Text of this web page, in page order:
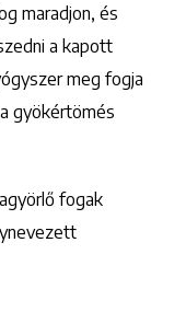
maradjon, és
a kapott
meg fogja
gyökértömés
fogak